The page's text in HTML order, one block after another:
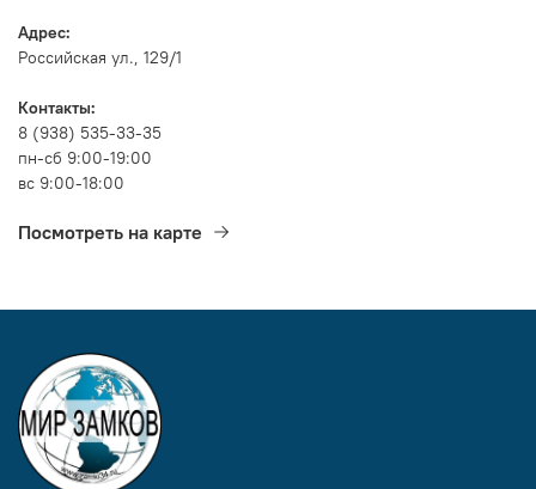
Адрес:
Российская ул., 129/1
Контакты:
8 (938) 535-33-35
пн-сб 9:00-19:00
вс 9:00-18:00
Посмотреть на карте